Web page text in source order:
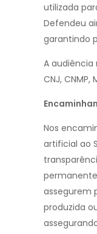
utilizada
Defendeu
garantindo
A audiência
CNJ,
Nos
artificial ao
assegurem
produzida